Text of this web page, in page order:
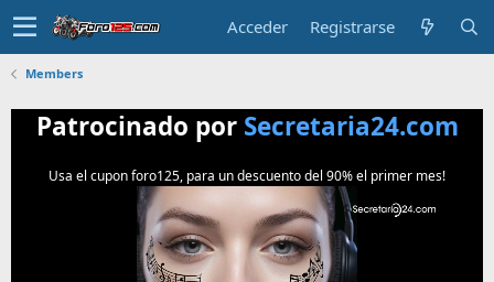
Acceder Registrarse
Members
Patrocinado por Secretaria24.com
Usa el cupon foro125, para un descuento del 90% el primer mes!